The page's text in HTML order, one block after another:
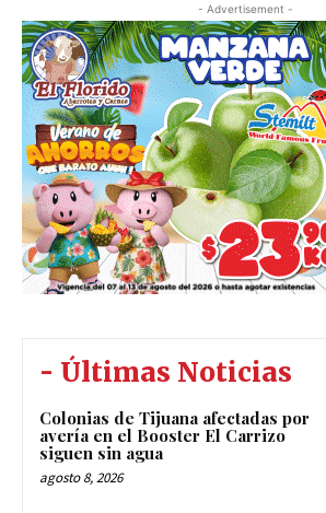
- Advertisement -
- Últimas Noticias
Colonias de Tijuana afectadas por
avería en el Booster El Carrizo
siguen sin agua
agosto 8, 2026